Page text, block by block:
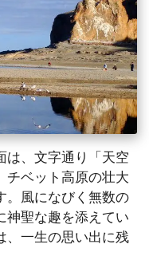
は、文字通り「天空
チベット高原の壮大
。風になびく無数の
神聖な趣を添えてい
、一生の思い出に残